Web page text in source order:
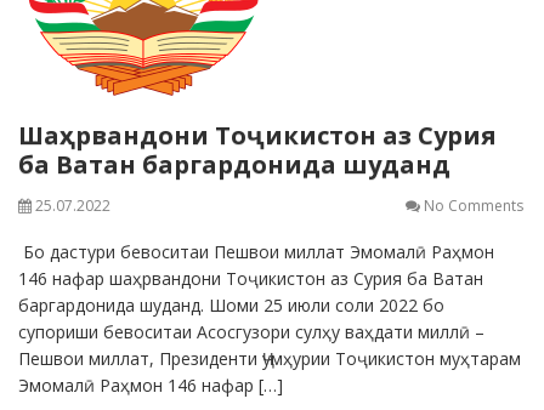
Шаҳрвандони Тоҷикистон аз Сурия
ба Ватан баргардонида шуданд
25.07.2022 No Comments
Бо дастури бевоситаи Пешвои миллат Эмомалӣ Раҳмон
146 нафар шаҳрвандони Тоҷикистон аз Сурия ба Ватан
баргардонида шуданд. Шоми 25 июли соли 2022 бо
супориши бевоситаи Асосгузори сулҳу ваҳдати миллӣ –
Пешвои миллат, Президенти Ҷумҳурии Тоҷикистон муҳтарам
Эмомалӣ Раҳмон 146 нафар […]